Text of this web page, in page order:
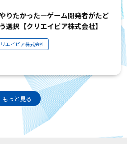
りたかった—ゲーム開発者がたど
選択【クリエイピア株式会社】
エイピア株式会社
もっと見る